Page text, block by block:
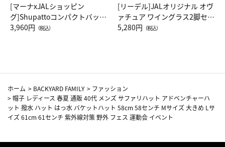
[マーナxJALショッピン
グ]Shupattoコンパクトバッグ
Drop JAL客室乗務員（LC）ス
3,960円 （税込）
[リーデル]JALオリジナル オヴ
ァチュア ワイングラス2脚セッ
ト（レッドワイン）
5,280円 （税込）
ホーム > BACKYARD FAMILY > ファッション
>帽子 レディース 春夏 通販 40代 メンズ サファリハット アドベンチャーハ
ット 撥水 ハット はっ水 バケットハット 58cm 58センチ Mサイズ 大きめ Lサ
イズ 61cm 61センチ 紫外線対策 野外 フェス 運動会 イベント